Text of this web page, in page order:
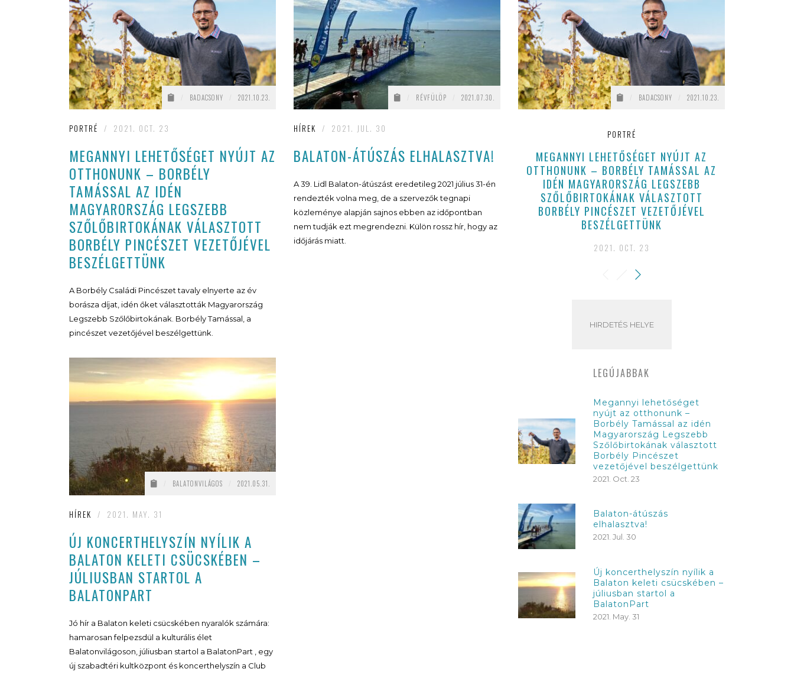
BADACSONY 2021.10.23.
PORTRÉ / 2021. OCT. 23
MEGANNYI LEHETŐSÉGET NYÚJT AZ
OTTHONUNK – BORBÉLY
TAMÁSSAL AZ IDÉN
MAGYARORSZÁG LEGSZEBB
SZŐLŐBIRTOKÁNAK VÁLASZTOTT
BORBÉLY PINCÉSZET VEZETŐJÉVEL
BESZÉLGETTÜNK
A Borbély Családi Pincészet tavaly elnyerte az év
borásza díjat, idén őket választották Magyarország
Legszebb Szőlőbirtokának. Borbély Tamással, a
pincészet vezetőjével beszélgettünk.
RÉVFÜLÖP 2021.07.30.
HÍREK / 2021. JUL. 30
BALATON-ÁTÚSZÁS ELHALASZTVA!
A 39. Lidl Balaton-átúszást eredetileg 2021 július 31-én
rendezték volna meg, de a szervezők tegnapi
közleménye alapján sajnos ebben az időpontban
nem tudják ezt megrendezni. Külön rossz hír, hogy az
időjárás miatt.
BALATONVILÁGOS 2021.05.31.
HÍREK / 2021. MAY. 31
ÚJ KONCERTHELYSZÍN NYÍLIK A
BALATON KELETI CSÜCSKÉBEN –
JÚLIUSBAN STARTOL A
BALATONPART
Jó hír a Balaton keleti csücskében nyaralók számára:
hamarosan felpezsdül a kulturális élet
Balatonvilágoson, júliusban startol a BalatonPart , egy
új szabadtéri kultközpont és koncerthelyszín a Club
BADACSONY 2021.10.23.
PORTRÉ
MEGANNYI LEHETŐSÉGET NYÚJT AZ
OTTHONUNK – BORBÉLY TAMÁSSAL AZ
IDÉN MAGYARORSZÁG LEGSZEBB
SZŐLŐBIRTOKÁNAK VÁLASZTOTT
BORBÉLY PINCÉSZET VEZETŐJÉVEL
BESZÉLGETTÜNK
2021. OCT. 23
HIRDETÉS HELYE
LEGÚJABBAK
Megannyi lehetőséget
nyújt az otthonunk –
Borbély Tamással az idén
Magyarország Legszebb
Szőlőbirtokának választott
Borbély Pincészet
vezetőjével beszélgettünk
2021. Oct. 23
Balaton-átúszás
elhalasztva!
2021. Jul. 30
Új koncerthelyszín nyílik a
Balaton keleti csücskében –
júliusban startol a
BalatonPart
2021. May. 31